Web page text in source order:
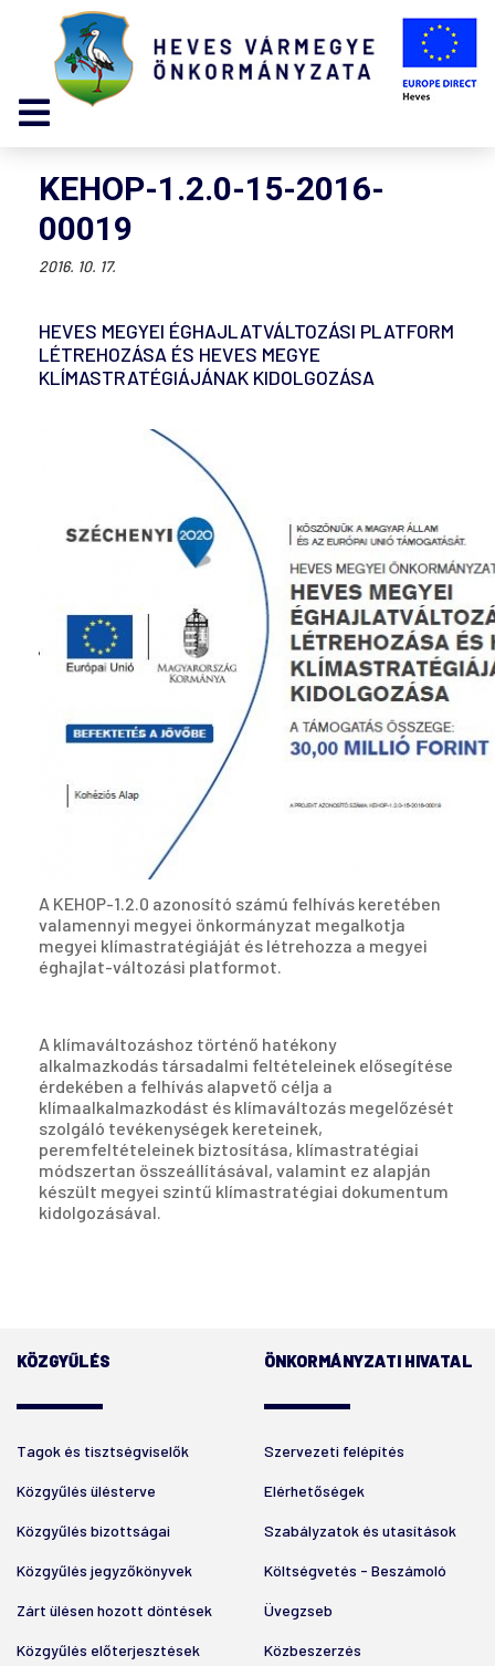
KEHOP-1.2.0-15-2016-
00019
2016. 10. 17.
HEVES MEGYEI ÉGHAJLATVÁLTOZÁSI PLATFORM
LÉTREHOZÁSA ÉS HEVES MEGYE
KLÍMASTRATÉGIÁJÁNAK KIDOLGOZÁSA
A KEHOP-1.2.0 azonosító számú felhívás keretében
valamennyi megyei önkormányzat megalkotja
megyei klímastratégiáját és létrehozza a megyei
éghajlat-változási platformot.
A klímaváltozáshoz történő hatékony
alkalmazkodás társadalmi feltételeinek elősegítése
érdekében a felhívás alapvető célja a
klímaalkalmazkodást és klímaváltozás megelőzését
szolgáló tevékenységek kereteinek,
peremfeltételeinek biztosítása, klímastratégiai
módszertan összeállításával, valamint ez alapján
készült megyei szintű klímastratégiai dokumentum
kidolgozásával.
KÖZGYŰLÉS
Tagok és tisztségviselők
Közgyűlés ülésterve
Közgyűlés bizottságai
Közgyűlés jegyzőkönyvek
Zárt ülésen hozott döntések
Közgyűlés előterjesztések
ÖNKORMÁNYZATI HIVATAL
Szervezeti felépítés
Elérhetőségek
Szabályzatok és utasítások
Költségvetés - Beszámoló
Üvegzseb
Közbeszerzés